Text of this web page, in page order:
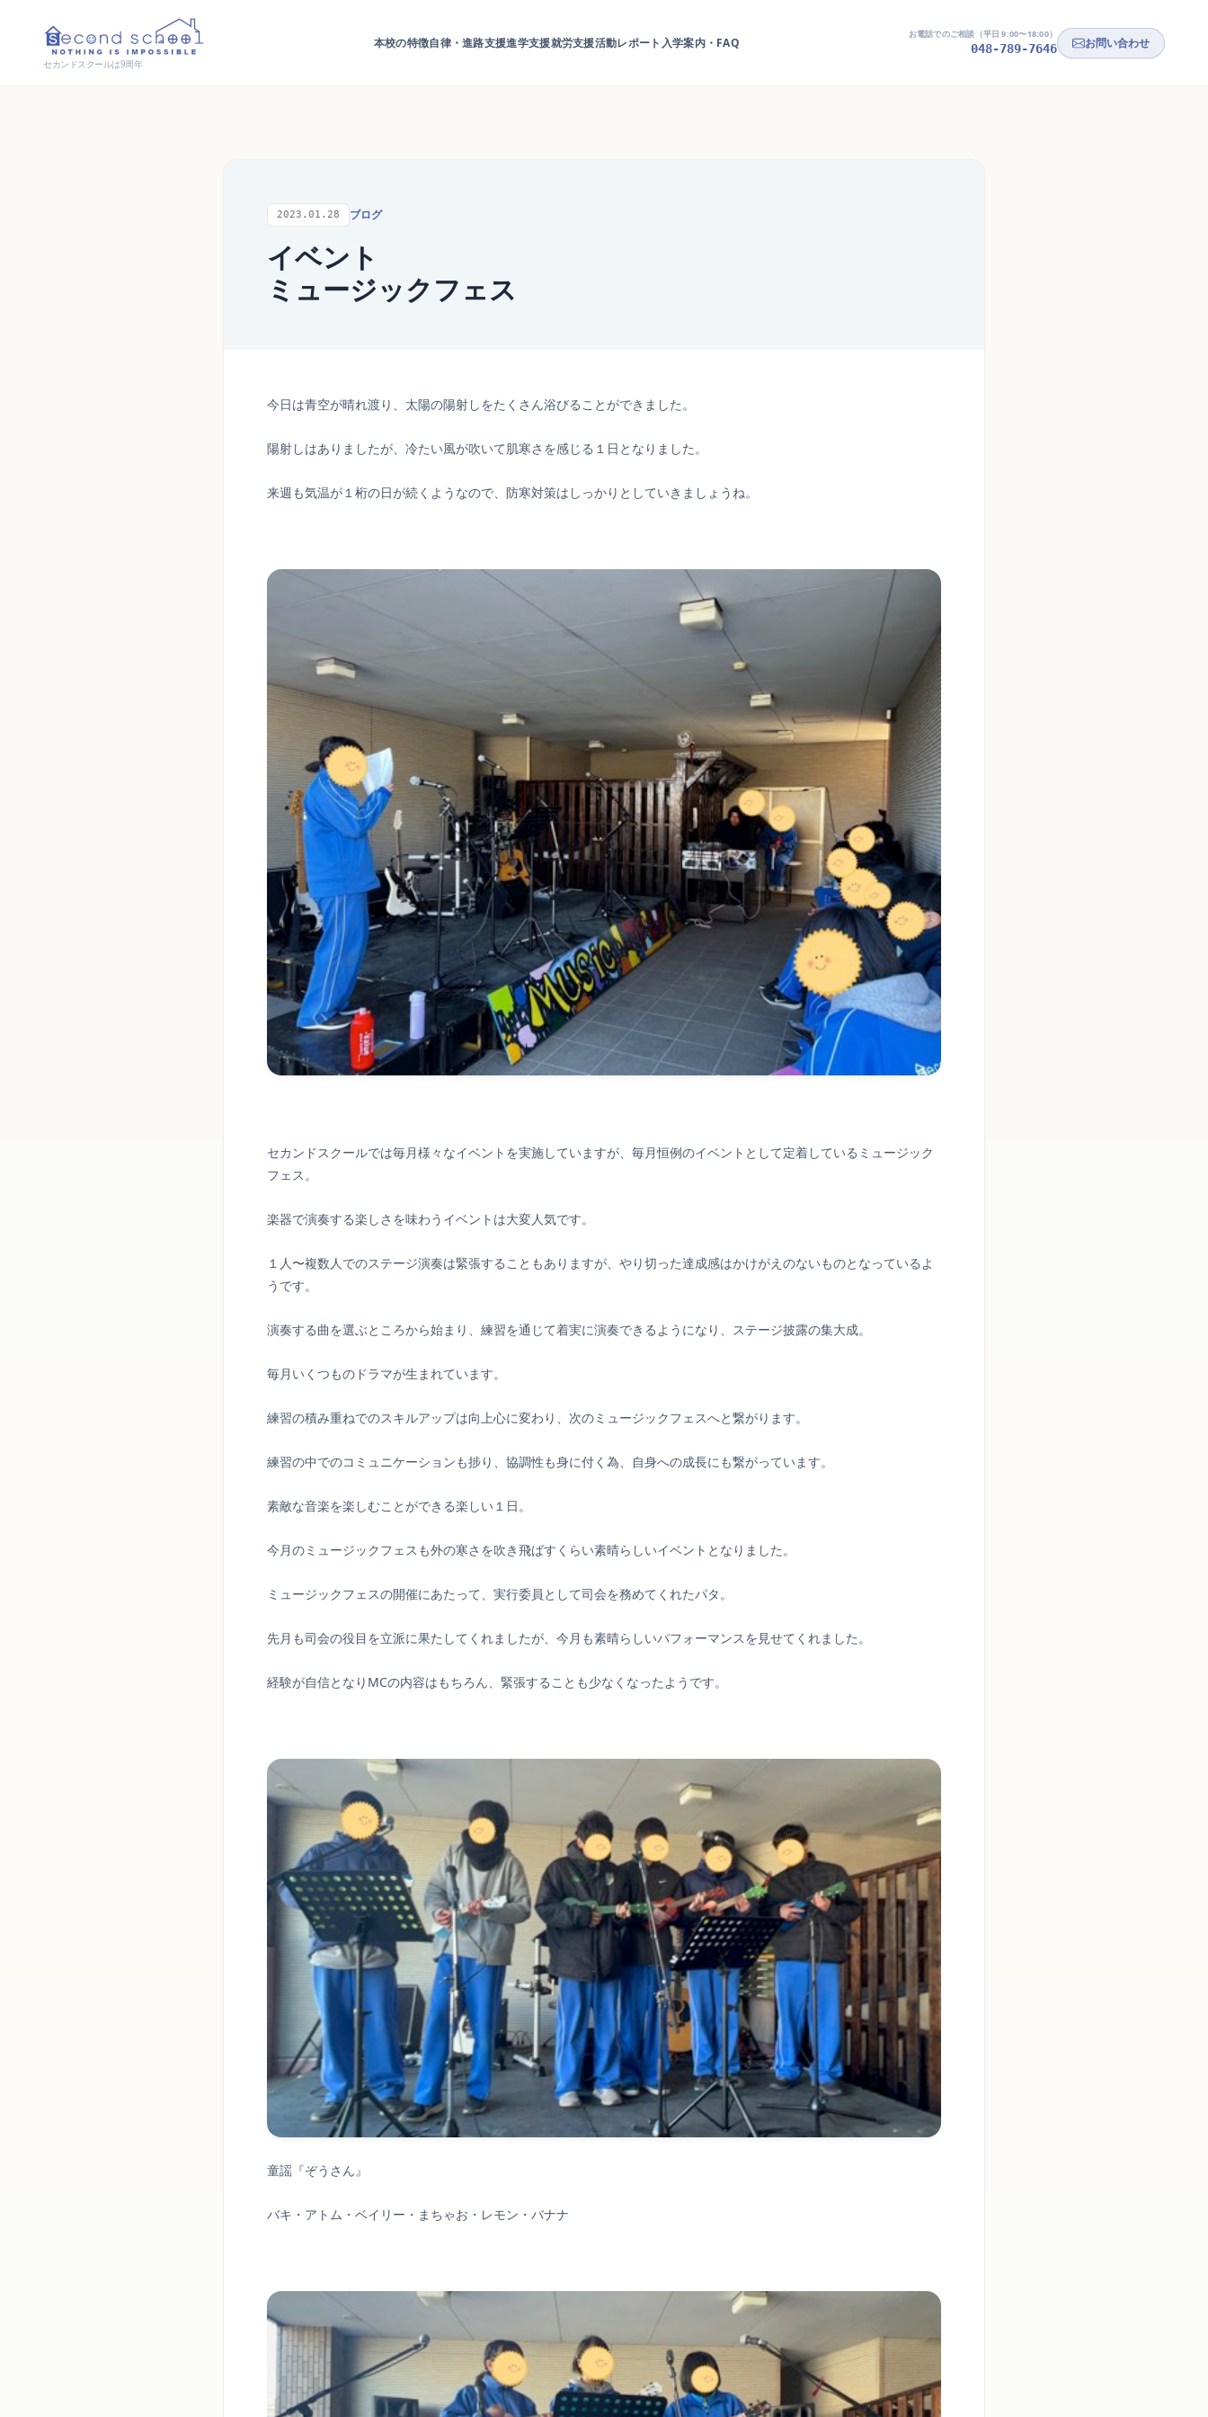
セカンドスクールは9周年
本校の特徴自律・進路支援進学支援就労支援活動レポート 入学案内・FAQ
お電話でのご相談（平日 9:00〜18:00）
048-789-7646 お問い合わせ
2023.01.28 ブログ
イベント
ミュージックフェス
今日は青空が晴れ渡り、太陽の陽射しをたくさん浴びることができました。
陽射しはありましたが、冷たい風が吹いて肌寒さを感じる１日となりました。
来週も気温が１桁の日が続くようなので、防寒対策はしっかりとしていきましょうね。
セカンドスクールでは毎月様々なイベントを実施していますが、毎月恒例のイベントとして定着しているミュージック
フェス。
楽器で演奏する楽しさを味わうイベントは大変人気です。
１人〜複数人でのステージ演奏は緊張することもありますが、やり切った達成感はかけがえのないものとなっているよ
うです。
演奏する曲を選ぶところから始まり、練習を通じて着実に演奏できるようになり、ステージ披露の集大成。
毎月いくつものドラマが生まれています。
練習の積み重ねでのスキルアップは向上心に変わり、次のミュージックフェスへと繋がります。
練習の中でのコミュニケーションも捗り、協調性も身に付く為、自身への成長にも繋がっています。
素敵な音楽を楽しむことができる楽しい１日。
今月のミュージックフェスも外の寒さを吹き飛ばすくらい素晴らしいイベントとなりました。
ミュージックフェスの開催にあたって、実行委員として司会を務めてくれたパタ。
先月も司会の役目を立派に果たしてくれましたが、今月も素晴らしいパフォーマンスを見せてくれました。
経験が自信となりMCの内容はもちろん、緊張することも少なくなったようです。
童謡『ぞうさん』
バキ・アトム・ベイリー・まちゃお・レモン・バナナ